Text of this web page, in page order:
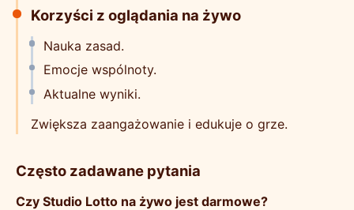
Korzyści z oglądania na żywo
Nauka zasad.
Emocje wspólnoty.
Aktualne wyniki.
Zwiększa zaangażowanie i edukuje o grze.
Często zadawane pytania
Czy Studio Lotto na żywo jest darmowe?